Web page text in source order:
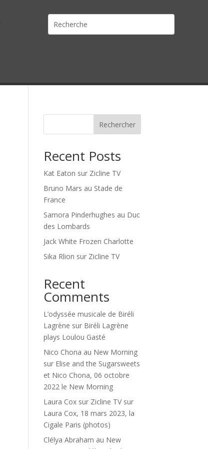
Rechercher
Recent Posts
Kat Eaton sur Zicline TV
Bruno Mars au Stade de
France
Samora Pinderhughes au Duc
des Lombards
Jack White Frozen Charlotte
Sika Rlion sur Zicline TV
Recent
Comments
L’odyssée musicale de Biréli
Lagrène sur Biréli Lagrène
plays Loulou Gasté
Nico Chona au New Morning
sur Elise and the Sugarsweets
et Nico Chona, 06 octobre
2022 le New Morning
Laura Cox sur Zicline TVsur
Laura Cox, 18 mars 2023, la
Cigale Paris (photos)
Clélya Abraham au New